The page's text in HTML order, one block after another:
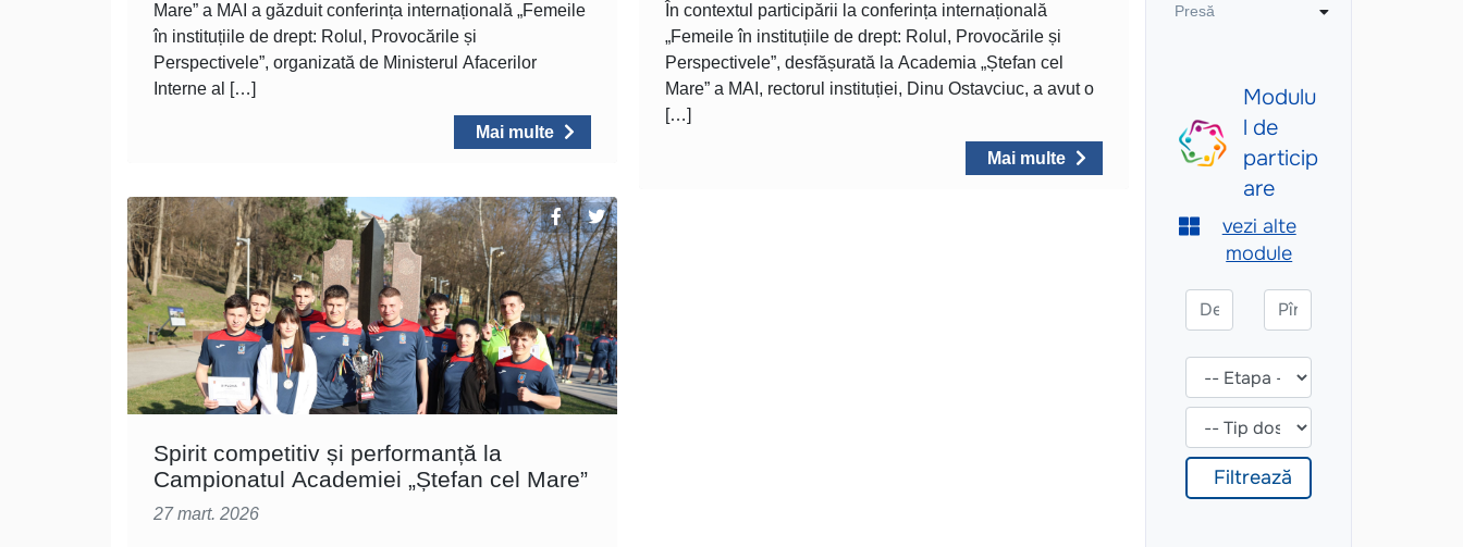
Mare” a MAI a găzduit conferința internațională „Femeile
în instituțiile de drept: Rolul, Provocările și
Perspectivele”, organizată de Ministerul Afacerilor
Interne al […]
Mai multe
Spirit competitiv și performanță la
Campionatul Academiei „Ștefan cel Mare”
27 mart. 2026
În contextul participării la conferința internațională
„Femeile în instituțiile de drept: Rolul, Provocările și
Perspectivele”, desfășurată la Academia „Ștefan cel
Mare” a MAI, rectorul instituției, Dinu Ostavciuc, a avut o
[…]
Mai multe
Presă